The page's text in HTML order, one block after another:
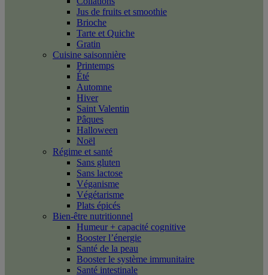
Jus de fruits et smoothie
Brioche
Tarte et Quiche
Gratin
Cuisine saisonnière
Printemps
Été
Automne
Hiver
Saint Valentin
Pâques
Halloween
Noël
Régime et santé
Sans gluten
Sans lactose
Véganisme
Végétarisme
Plats épicés
Bien-être nutritionnel
Humeur + capacité cognitive
Booster l’énergie
Santé de la peau
Booster le système immunitaire
Santé intestinale